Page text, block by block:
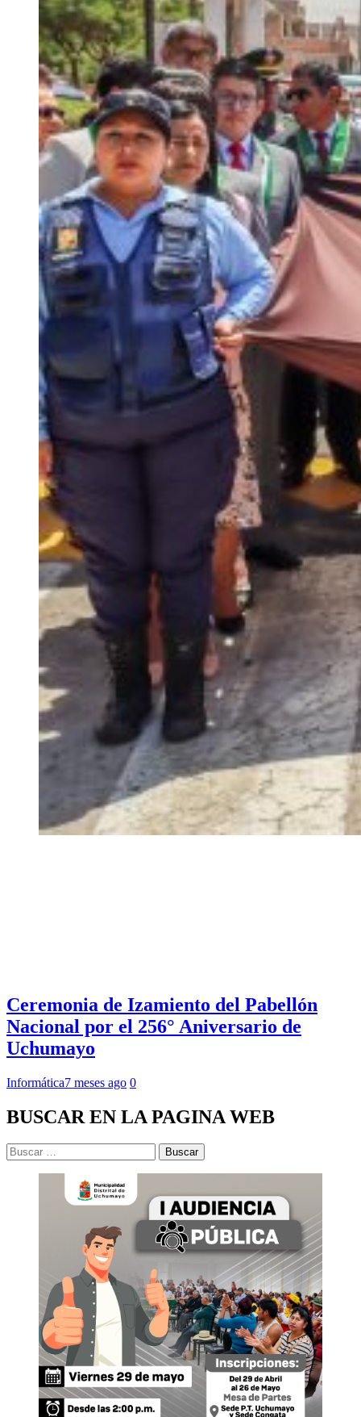
Ceremonia de Izamiento del Pabellón
Nacional por el 256° Aniversario de
Uchumayo
Informática7 meses ago 0
BUSCAR EN LA PAGINA WEB
Buscar: